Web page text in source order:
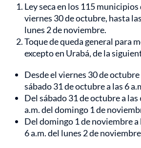
Ley seca en los 115 municipios
viernes 30 de octubre, hasta
lunes 2 de noviembre.
Toque de queda general para
excepto en Urabá, de la
Desde el viernes 30 de octubre
sábado 31 de octubre a las 6
Del sábado 31 de octubre a las
a.m. del domingo 1 de
Del domingo 1 de noviembre a
6 a.m. del lunes 2 de